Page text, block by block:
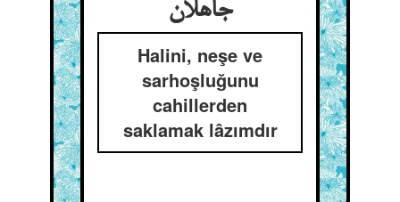
Halini, neşe ve
sarhoşluğunu
cahillerden
saklamak lâzımdır